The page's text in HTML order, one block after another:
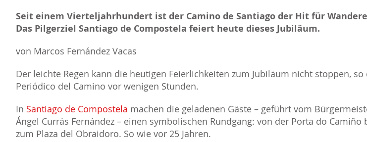
Seit einem Vierteljahrhundert ist der Camino de Santiago der Hit für
Das Pilgerziel Santiago de Compostela feiert heute dieses Jubiläum.
von Marcos Fernández Vacas
Der leichte Regen kann die heutigen Feierlichkeiten zum Jubiläum nicht stoppen, so
Periódico del Camino vor wenigen Stunden.
In Santiago de Compostela machen die geladenen Gäste – geführt vom
Ángel Currás Fernández – einen symbolischen Rundgang: von der Porta do Camiño
zum Plaza del Obraidoro. So wie vor 25 Jahren.